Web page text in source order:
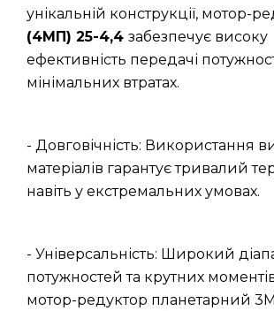
унікальній конструкції, мотор-
(4МП) 25-4,4 забезпечує високу
ефективність передачі
мінімальних втратах.
- Довговічність: Використання
матеріалів гарантує тривалий
навіть у екстремальних умовах.
- Універсальність: Широкий
потужностей та крутних
мотор-редуктор планетарний